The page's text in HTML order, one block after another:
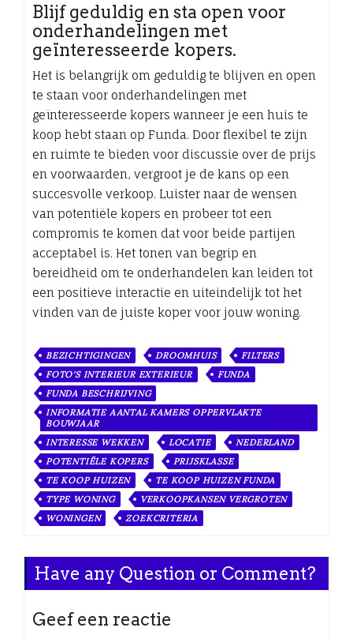
Blijf geduldig en sta open voor
onderhandelingen met
geïnteresseerde kopers.
Het is belangrijk om geduldig te blijven en open
te staan voor onderhandelingen met
geïnteresseerde kopers wanneer je een huis te
koop hebt staan op Funda. Door flexibel te zijn
en ruimte te bieden voor discussie over de prijs
en voorwaarden, vergroot je de kans op een
succesvolle verkoop. Luister naar de wensen
van potentiële kopers en probeer tot een
compromis te komen dat voor beide partijen
acceptabel is. Het tonen van begrip en
bereidheid om te onderhandelen kan leiden tot
een positieve interactie en uiteindelijk tot het
vinden van de juiste koper voor jouw woning.
BEZICHTIGINGEN DROOMHUIS
FILTERS
FOTO'S INTERIEUR EXTERIEUR
FUNDA
FUNDA BESCHRIJVING
INFORMATIE AANTAL KAMERS OPPERVLAKTE
BOUWJAAR
INTERESSE WEKKEN
LOCATIE
NEDERLAND
POTENTIËLE KOPERS
PRIJSKLASSE
TE KOOP HUIZEN
TE KOOP HUIZEN FUNDA
TYPE WONING
VERKOOPKANSEN VERGROTEN
WONINGEN
ZOEKCRITERIA
Have any Question or Comment?
Geef een reactie